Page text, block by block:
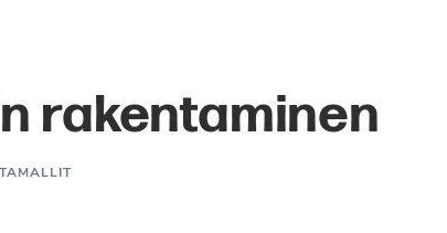
rakentaminen